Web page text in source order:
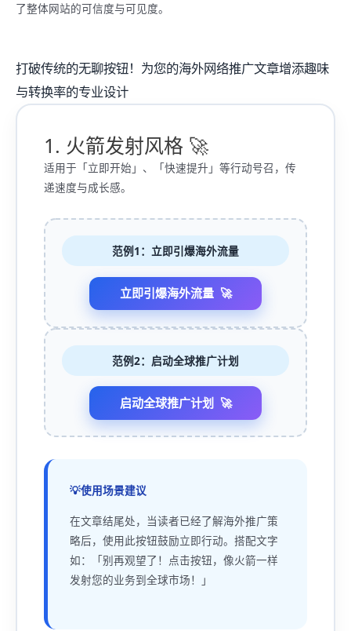
了整体网站的可信度与可见度。
打破传统的无聊按钮！为您的海外网络推广文章增添趣味
与转换率的专业设计
1. 火箭发射风格 🚀
适用于「立即开始」、「快速提升」等行动号召，传
递速度与成长感。
范例1：立即引爆海外流量
立即引爆海外流量
范例2：启动全球推广计划
启动全球推广计划
使用场景建议
在文章结尾处，当读者已经了解海外推广策
略后，使用此按钮鼓励立即行动。搭配文字
如：「别再观望了！点击按钮，像火箭一样
发射您的业务到全球市场！」